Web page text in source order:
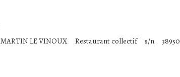
LE VINOUX Restaurant collectif s/n 38950